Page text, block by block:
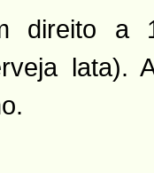
direito a
lata).